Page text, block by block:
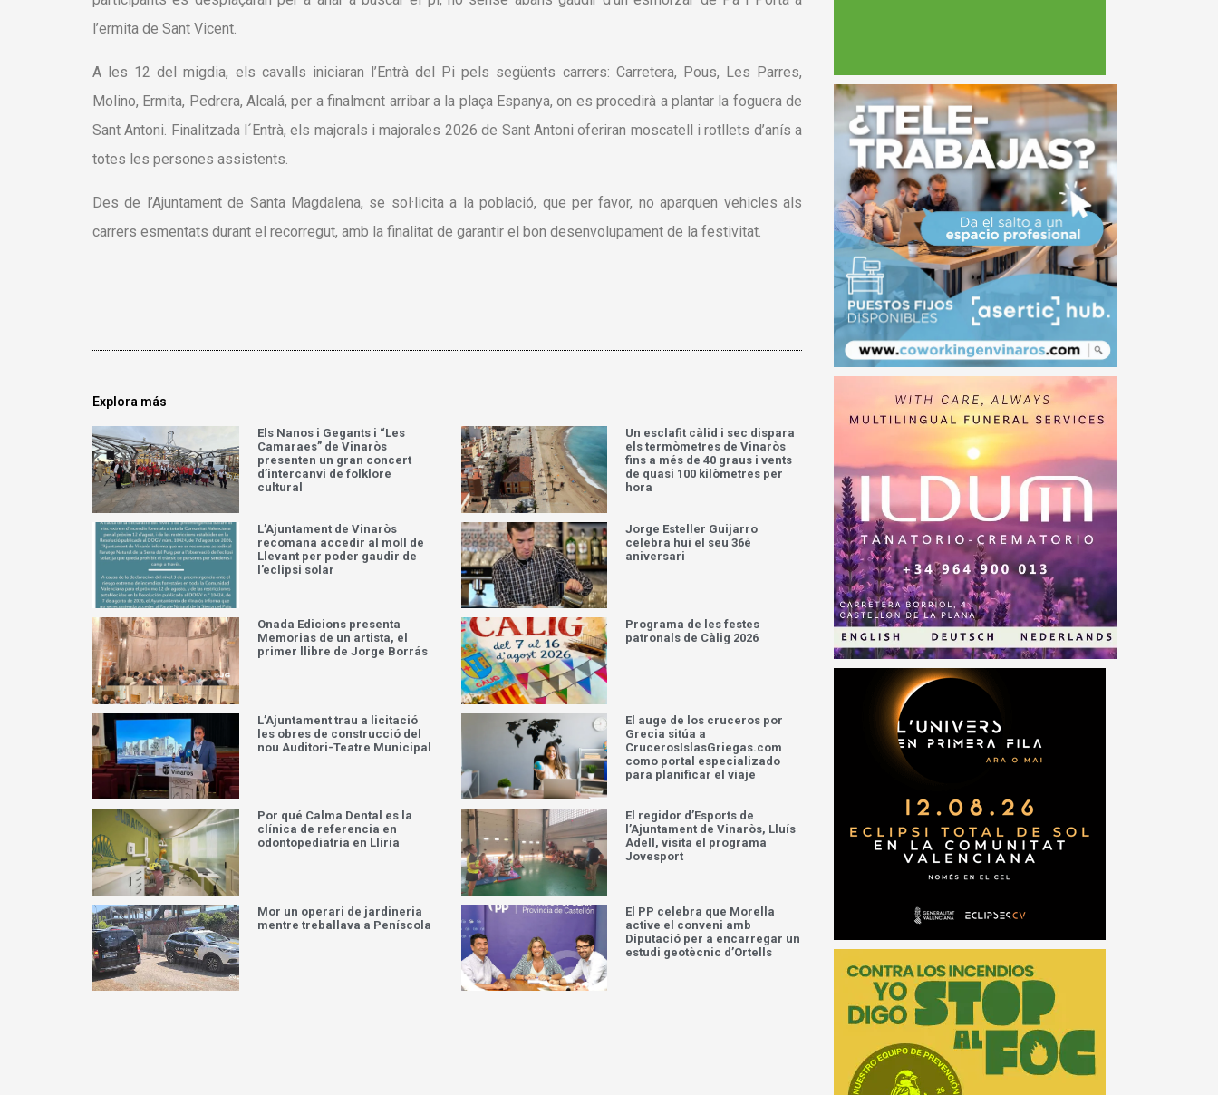
l’ermita de Sant Vicent.
A les 12 del migdia, els cavalls iniciaran l’Entrà del Pi pels següents carrers: Carretera, Pous, Les Parres,
Molino, Ermita, Pedrera, Alcalá, per a finalment arribar a la plaça Espanya, on es procedirà a plantar la foguera de
Sant Antoni. Finalitzada l´Entrà, els majorals i majorales 2026 de Sant Antoni oferiran moscatell i rotllets d’anís a
totes les persones assistents.
Des de l’Ajuntament de Santa Magdalena, se sol·licita a la població, que per favor, no aparquen vehicles als
carrers esmentats durant el recorregut, amb la finalitat de garantir el bon desenvolupament de la festivitat.
Explora más
Els Nanos i Gegants i “Les
Camaraes” de Vinaròs
presenten un gran concert
d’intercanvi de folklore
cultural
Un esclafit càlid i sec dispara
els termòmetres de Vinaròs
fins a més de 40 graus i vents
de quasi 100 kilòmetres per
hora
L’Ajuntament de Vinaròs
recomana accedir al moll de
Llevant per poder gaudir de
l’eclipsi solar
Jorge Esteller Guijarro
celebra hui el seu 36é
aniversari
Onada Edicions presenta
Memorias de un artista, el
primer llibre de Jorge Borrás
Programa de les festes
patronals de Càlig 2026
L’Ajuntament trau a licitació
les obres de construcció del
nou Auditori-Teatre Municipal
El auge de los cruceros por
Grecia sitúa a
CrucerosIslasGriegas.com
como portal especializado
para planificar el viaje
Por qué Calma Dental es la
clínica de referencia en
odontopediatría en Llíria
El regidor d’Esports de
l’Ajuntament de Vinaròs, Lluís
Adell, visita el programa
Jovesport
Mor un operari de jardineria
mentre treballava a Peníscola
El PP celebra que Morella
active el conveni amb
Diputació per a encarregar un
estudi geotècnic d’Ortells